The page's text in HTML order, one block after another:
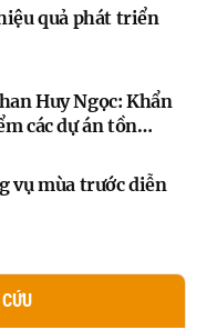
quả phát triển
Huy Ngọc: Khẩn
các dự án tồn
cơ sở dữ liệu đất
vụ mùa trước diễn